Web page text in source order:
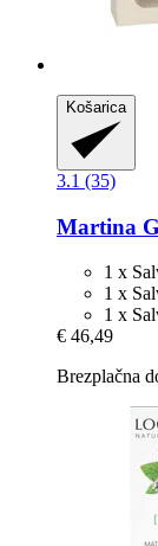
Košarica
3.1 (35)
Martina
1 x
1 x
1 x
€ 46,49
Brezplačna